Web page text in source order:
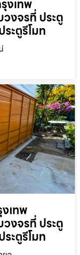
งเทพ
วงจรที่ ประตู
ะตูรีโมท
เทพ
วงจรที่ ประตู
ะตูรีโมท